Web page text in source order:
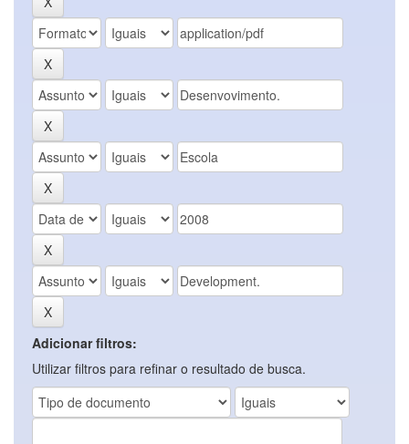
Adicionar filtros:
Utilizar filtros para refinar o resultado de busca.